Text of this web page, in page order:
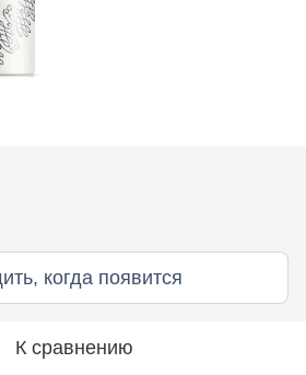
когда появится
К сравнению